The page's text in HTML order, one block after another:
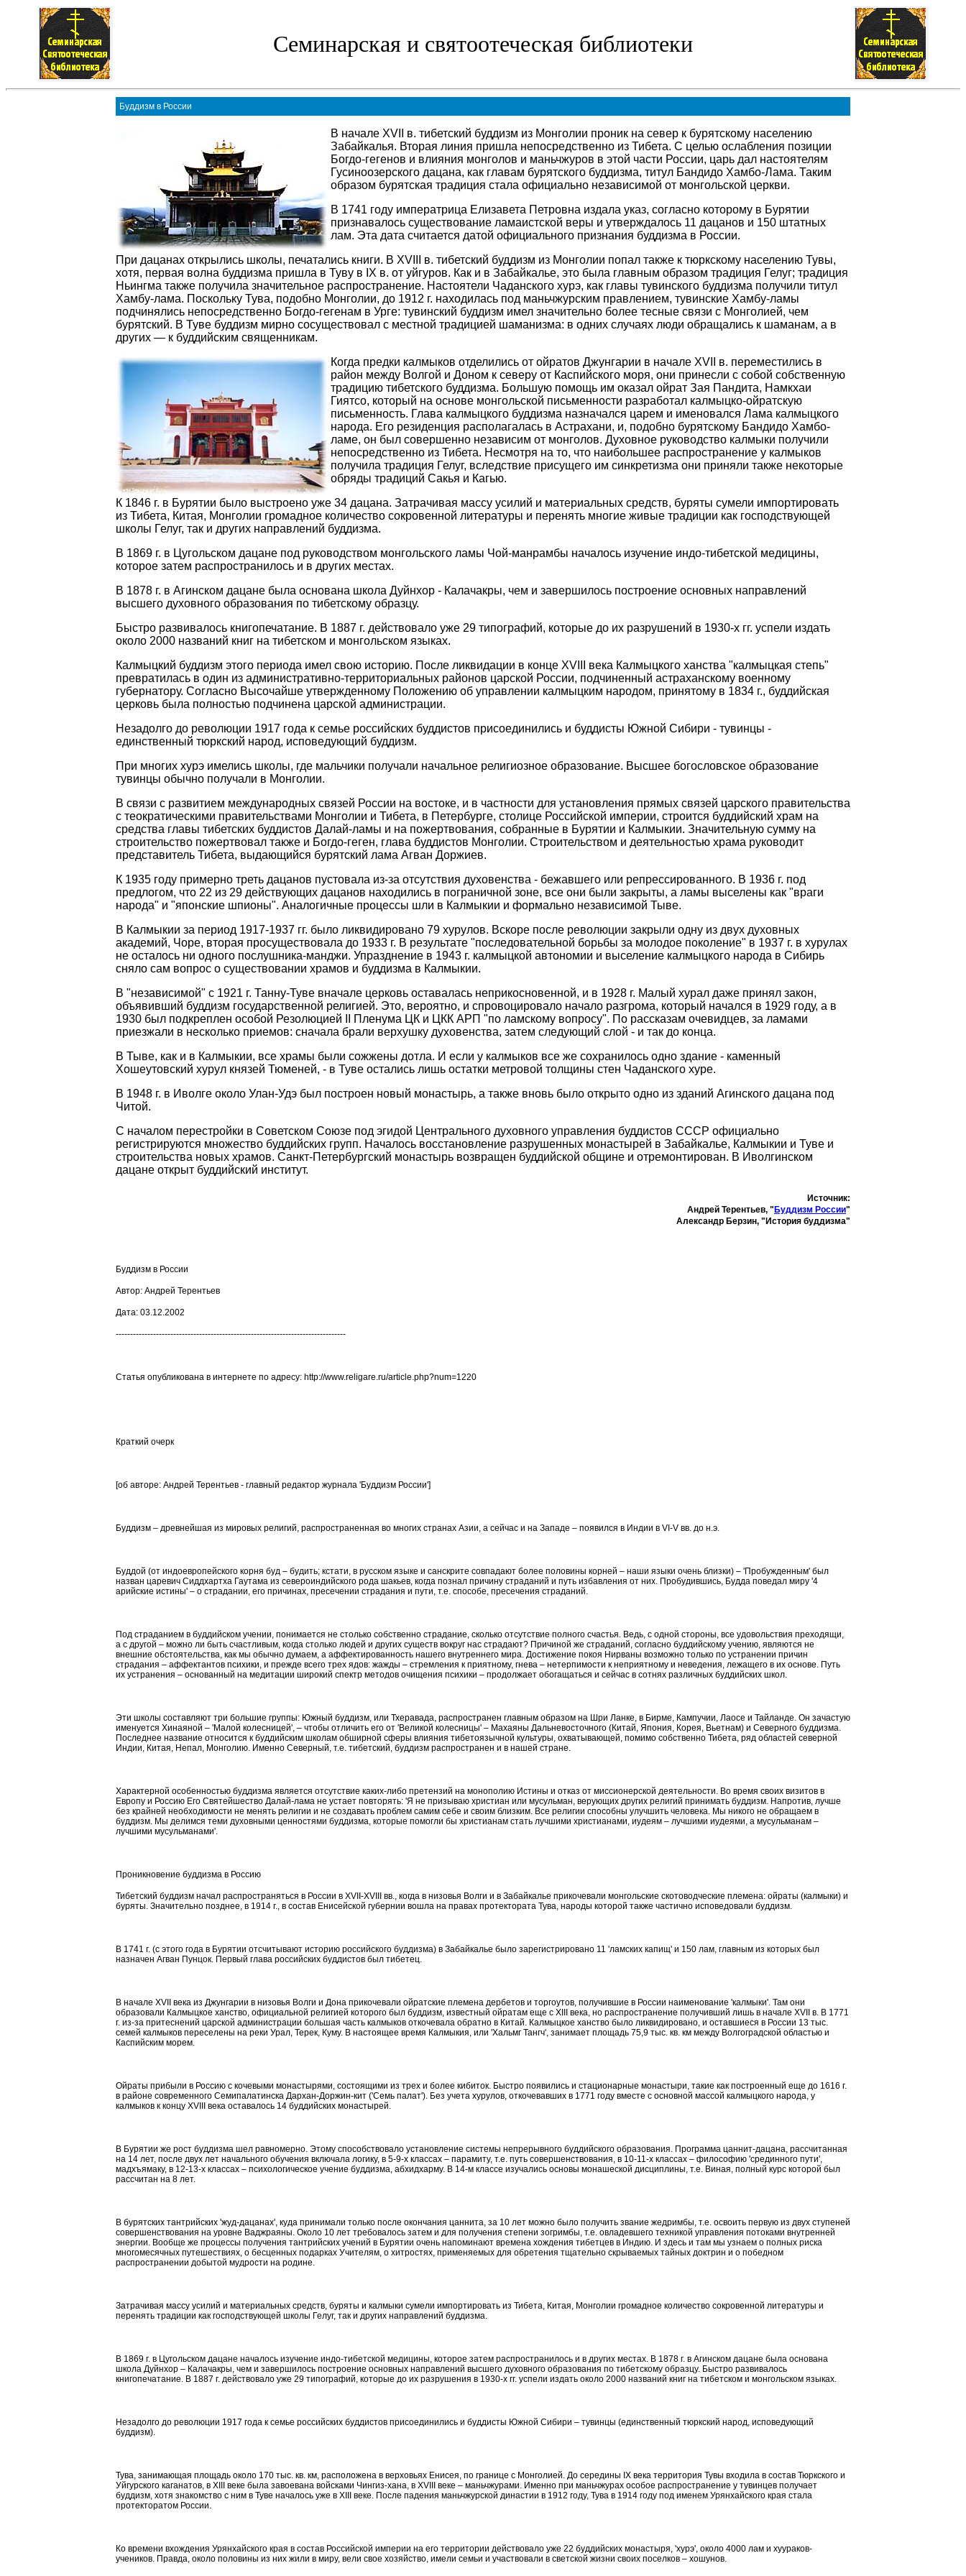
Семинарская и святоотеческая библиотеки
Буддизм в России
В начале XVII в. тибетский буддизм из Монголии проник на север к бурятскому населению
Забайкалья. Вторая линия пришла непосредственно из Тибета. С целью ослабления позиции
Богдо-гегенов и влияния монголов и маньчжуров в этой части России, царь дал настоятелям
Гусиноозерского дацана, как главам бурятского буддизма, титул Бандидо Хамбо-Лама. Таким
образом бурятская традиция стала официально независимой от монгольской церкви.
В 1741 году императрица Елизавета Петровна издала указ, согласно которому в Бурятии
признавалось существование ламаистской веры и утверждалось 11 дацанов и 150 штатных
лам. Эта дата считается датой официального признания буддизма в России.
При дацанах открылись школы, печатались книги. В XVIII в. тибетский буддизм из Монголии попал также к тюркскому населению Тувы,
хотя, первая волна буддизма пришла в Туву в IX в. от уйгуров. Как и в Забайкалье, это была главным образом традиция Гелуг; традиция
Ньингма также получила значительное распространение. Настоятели Чаданского хурэ, как главы тувинского буддизма получили титул
Хамбу-лама. Поскольку Тува, подобно Монголии, до 1912 г. находилась под маньчжурским правлением, тувинские Хамбу-ламы
подчинялись непосредственно Богдо-гегенам в Урге: тувинский буддизм имел значительно более тесные связи с Монголией, чем
бурятский. В Туве буддизм мирно сосуществовал с местной традицией шаманизма: в одних случаях люди обращались к шаманам, а в
других — к буддийским священникам.
Когда предки калмыков отделились от ойратов Джунгарии в начале XVII в. переместились в
район между Волгой и Доном к северу от Каспийского моря, они принесли с собой собственную
традицию тибетского буддизма. Большую помощь им оказал ойрат Зая Пандита, Намкхаи
Гиятсо, который на основе монгольской письменности разработал калмыцко-ойратскую
письменность. Глава калмыцкого буддизма назначался царем и именовался Лама калмыцкого
народа. Его резиденция располагалась в Астрахани, и, подобно бурятскому Бандидо Хамбо-
ламе, он был совершенно независим от монголов. Духовное руководство калмыки получили
непосредственно из Тибета. Несмотря на то, что наибольшее распространение у калмыков
получила традиция Гелуг, вследствие присущего им синкретизма они приняли также некоторые
обряды традиций Сакья и Кагью.
К 1846 г. в Бурятии было выстроено уже 34 дацана. Затрачивая массу усилий и материальных средств, буряты сумели импортировать
из Тибета, Китая, Монголии громадное количество сокровенной литературы и перенять многие живые традиции как господствующей
школы Гелуг, так и других направлений буддизма.
В 1869 г. в Цугольском дацане под руководством монгольского ламы Чой-манрамбы началось изучение индо-тибетской медицины,
которое затем распространилось и в других местах.
В 1878 г. в Агинском дацане была основана школа Дуйнхор - Калачакры, чем и завершилось построение основных направлений
высшего духовного образования по тибетскому образцу.
Быстро развивалось книгопечатание. В 1887 г. действовало уже 29 типографий, которые до их разрушений в 1930-х гг. успели издать
около 2000 названий книг на тибетском и монгольском языках.
Калмыцкий буддизм этого периода имел свою историю. После ликвидации в конце XVIII века Калмыцкого ханства "калмыцкая степь"
превратилась в один из административно-территориальных районов царской России, подчиненный астраханскому военному
губернатору. Согласно Высочайше утвержденному Положению об управлении калмыцким народом, принятому в 1834 г., буддийская
церковь была полностью подчинена царской администрации.
Незадолго до революции 1917 года к семье российских буддистов присоединились и буддисты Южной Сибири - тувинцы -
единственный тюркский народ, исповедующий буддизм.
При многих хурэ имелись школы, где мальчики получали начальное религиозное образование. Высшее богословское образование
тувинцы обычно получали в Монголии.
В связи с развитием международных связей России на востоке, и в частности для установления прямых связей царского правительства
с теократическими правительствами Монголии и Тибета, в Петербурге, столице Российской империи, строится буддийский храм на
средства главы тибетских буддистов Далай-ламы и на пожертвования, собранные в Бурятии и Калмыкии. Значительную сумму на
строительство пожертвовал также и Богдо-геген, глава буддистов Монголии. Строительством и деятельностью храма руководит
представитель Тибета, выдающийся бурятский лама Агван Доржиев.
К 1935 году примерно треть дацанов пустовала из-за отсутствия духовенства - бежавшего или репрессированного. В 1936 г. под
предлогом, что 22 из 29 действующих дацанов находились в пограничной зоне, все они были закрыты, а ламы выселены как "враги
народа" и "японские шпионы". Аналогичные процессы шли в Калмыкии и формально независимой Тыве.
В Калмыкии за период 1917-1937 гг. было ликвидировано 79 хурулов. Вскоре после революции закрыли одну из двух духовных
академий, Чоре, вторая просуществовала до 1933 г. В результате "последовательной борьбы за молодое поколение" в 1937 г. в хурулах
не осталось ни одного послушника-манджи. Упразднение в 1943 г. калмыцкой автономии и выселение калмыцкого народа в Сибирь
сняло сам вопрос о существовании храмов и буддизма в Калмыкии.
В "независимой" с 1921 г. Танну-Туве вначале церковь оставалась неприкосновенной, и в 1928 г. Малый хурал даже принял закон,
объявивший буддизм государственной религией. Это, вероятно, и спровоцировало начало разгрома, который начался в 1929 году, а в
1930 был подкреплен особой Резолюцией II Пленума ЦК и ЦКК АРП "по ламскому вопросу". По рассказам очевидцев, за ламами
приезжали в несколько приемов: сначала брали верхушку духовенства, затем следующий слой - и так до конца.
В Тыве, как и в Калмыкии, все храмы были сожжены дотла. И если у калмыков все же сохранилось одно здание - каменный
Хошеутовский хурул князей Тюменей, - в Туве остались лишь остатки метровой толщины стен Чаданского хуре.
В 1948 г. в Иволге около Улан-Удэ был построен новый монастырь, а также вновь было открыто одно из зданий Агинского дацана под
Читой.
С началом перестройки в Советском Союзе под эгидой Центрального духовного управления буддистов СССР официально
регистрируются множество буддийских групп. Началось восстановление разрушенных монастырей в Забайкалье, Калмыкии и Туве и
строительства новых храмов. Санкт-Петербургский монастырь возвращен буддийской общине и отремонтирован. В Иволгинском
дацане открыт буддийский институт.
Источник:
Андрей Терентьев, " Буддизм России"
Александр Берзин, "История буддизма"
Буддизм в России
Автор: Андрей Терентьев
Дата: 03.12.2002
--------------------------------------------------------------------------------
Cтатья опубликована в интернете по адресу: http://www.religare.ru/article.php?num=1220
Краткий очерк
[об авторе: Андрей Терентьев - главный редактор журнала 'Буддизм России']
Буддизм – древнейшая из мировых религий, распространенная во многих странах Азии, а сейчас и на Западе – появился в Индии в VI-V вв. до н.э.
Буддой (от индоевропейского корня буд – будить; кстати, в русском языке и санскрите совпадают более половины корней – наши языки очень близки) – 'Пробужденным' был
назван царевич Сиддхартха Гаутама из североиндийского рода шакьев, когда познал причину страданий и путь избавления от них. Пробудившись, Будда поведал миру '4
арийские истины' – о страдании, его причинах, пресечении страдания и пути, т.е. способе, пресечения страданий.
Под страданием в буддийском учении, понимается не столько собственно страдание, сколько отсутствие полного счастья. Ведь, с одной стороны, все удовольствия преходящи,
а с другой – можно ли быть счастливым, когда столько людей и других существ вокруг нас страдают? Причиной же страданий, согласно буддийскому учению, являются не
внешние обстоятельства, как мы обычно думаем, а аффектированность нашего внутреннего мира. Достижение покоя Нирваны возможно только по устранении причин
страдания – аффектантов психики, и прежде всего трех ядов: жажды – стремления к приятному, гнева – нетерпимости к неприятному и неведения, лежащего в их основе. Путь
их устранения – основанный на медитации широкий спектр методов очищения психики – продолжает обогащаться и сейчас в сотнях различных буддийских школ.
Эти школы составляют три большие группы: Южный буддизм, или Тхеравада, распространен главным образом на Шри Ланке, в Бирме, Кампучии, Лаосе и Тайланде. Он зачастую
именуется Хинаяной – 'Малой колесницей', – чтобы отличить его от 'Великой колесницы' – Махаяны Дальневосточного (Китай, Япония, Корея, Вьетнам) и Северного буддизма.
Последнее название относится к буддийским школам обширной сферы влияния тибетоязычной культуры, охватывающей, помимо собственно Тибета, ряд областей северной
Индии, Китая, Непал, Монголию. Именно Северный, т.е. тибетский, буддизм распространен и в нашей стране.
Характерной особенностью буддизма является отсутствие каких-либо претензий на монополию Истины и отказ от миссионерской деятельности. Во время своих визитов в
Европу и Россию Его Святейшество Далай-лама не устает повторять: 'Я не призываю христиан или мусульман, верующих других религий принимать буддизм. Напротив, лучше
без крайней необходимости не менять религии и не создавать проблем самим себе и своим близким. Все религии способны улучшить человека. Мы никого не обращаем в
буддизм. Мы делимся теми духовными ценностями буддизма, которые помогли бы христианам стать лучшими христианами, иудеям – лучшими иудеями, а мусульманам –
лучшими мусульманами'.
Проникновение буддизма в Россию
Тибетский буддизм начал распространяться в России в XVII-XVIII вв., когда в низовья Волги и в Забайкалье прикочевали монгольские скотоводческие племена: ойраты (калмыки) и
буряты. Значительно позднее, в 1914 г., в состав Енисейской губернии вошла на правах протектората Тува, народы которой также частично исповедовали буддизм.
В 1741 г. (с этого года в Бурятии отсчитывают историю российского буддизма) в Забайкалье было зарегистрировано 11 'ламских капищ' и 150 лам, главным из которых был
назначен Агван Пунцок. Первый глава российских буддистов был тибетец.
В начале XVII века из Джунгарии в низовья Волги и Дона прикочевали ойратские племена дербетов и торгоутов, получившие в России наименование 'калмыки'. Там они
образовали Калмыцкое ханство, официальной религией которого был буддизм, известный ойратам еще с XIII века, но распространение получивший лишь в начале XVII в. В 1771
г. из-за притеснений царской администрации большая часть калмыков откочевала обратно в Китай. Калмыцкое ханство было ликвидировано, и оставшиеся в России 13 тыс.
семей калмыков переселены на реки Урал, Терек, Куму. В настоящее время Калмыкия, или 'Хальмг Тангч', занимает площадь 75,9 тыс. кв. км между Волгоградской областью и
Каспийским морем.
Ойраты прибыли в Россию с кочевыми монастырями, состоящими из трех и более кибиток. Быстро появились и стационарные монастыри, такие как построенный еще до 1616 г.
в районе современного Семипалатинска Дархан-Доржин-кит ('Семь палат'). Без учета хурулов, откочевавших в 1771 году вместе с основной массой калмыцкого народа, у
калмыков к концу XVIII века оставалось 14 буддийских монастырей.
В Бурятии же рост буддизма шел равномерно. Этому способствовало установление системы непрерывного буддийского образования. Программа цаннит-дацана, рассчитанная
на 14 лет, после двух лет начального обучения включала логику, в 5-9-х классах – парамиту, т.е. путь совершенствования, в 10-11-х классах – философию 'срединного пути',
мадхъямаку, в 12-13-х классах – психологическое учение буддизма, абхидхарму. В 14-м классе изучались основы монашеской дисциплины, т.е. Виная, полный курс которой был
рассчитан на 8 лет.
В бурятских тантрийских 'жуд-дацанах', куда принимали только после окончания цаннита, за 10 лет можно было получить звание жедримбы, т.е. освоить первую из двух ступеней
совершенствования на уровне Ваджраяны. Около 10 лет требовалось затем и для получения степени зогримбы, т.е. овладевшего техникой управления потоками внутренней
энергии. Вообще же процессы получения тантрийских учений в Бурятии очень напоминают времена хождения тибетцев в Индию. И здесь и там мы узнаем о полных риска
многомесячных путешествиях, о бесценных подарках Учителям, о хитростях, применяемых для обретения тщательно скрываемых тайных доктрин и о победном
распространении добытой мудрости на родине.
Затрачивая массу усилий и материальных средств, буряты и калмыки сумели импортировать из Тибета, Китая, Монголии громадное количество сокровенной литературы и
перенять традиции как господствующей школы Гелуг, так и других направлений буддизма.
В 1869 г. в Цугольском дацане началось изучение индо-тибетской медицины, которое затем распространилось и в других местах. В 1878 г. в Агинском дацане была основана
школа Дуйнхор – Калачакры, чем и завершилось построение основных направлений высшего духовного образования по тибетскому образцу. Быстро развивалось
книгопечатание. В 1887 г. действовало уже 29 типографий, которые до их разрушения в 1930-х гг. успели издать около 2000 названий книг на тибетском и монгольском языках.
Незадолго до революции 1917 года к семье российских буддистов присоединились и буддисты Южной Сибири – тувинцы (единственный тюркский народ, исповедующий
буддизм).
Тува, занимающая площадь около 170 тыс. кв. км, расположена в верховьях Енисея, по границе с Монголией. До середины IX века территория Тувы входила в состав Тюркского и
Уйгурского каганатов, в XIII веке была завоевана войсками Чингиз-хана, в XVIII веке – маньчжурами. Именно при маньчжурах особое распространение у тувинцев получает
буддизм, хотя знакомство с ним в Туве началось уже в XIII веке. После падения маньчжурской династии в 1912 году, Тува в 1914 году под именем Урянхайского края стала
протекторатом России.
Ко времени вхождения Урянхайского края в состав Российской империи на его территории действовало уже 22 буддийских монастыря, 'хурэ', около 4000 лам и хуураков-
учеников. Правда, около половины из них жили в миру, вели свое хозяйство, имели семьи и участвовали в светской жизни своих поселков – хошунов.